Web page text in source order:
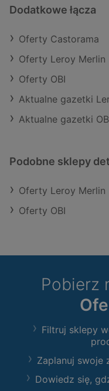
Dodatkowe łącza
Oferty Castorama
Oferty Leroy Merlin
Oferty OBI
Aktualne gazetki
Aktualne gazetki
Podobne sklepy
Oferty Leroy Merlin
Oferty OBI
Pobierz
Filtruj sklepy
Zaplanuj swoje
Dowiedz się,